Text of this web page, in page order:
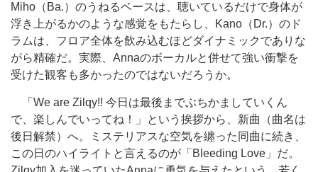
Miho（Ba.）のうねるベースは、聴いているだけで身体が
浮き上がるかのような感覚をもたらし、Kano（Dr.）のド
ラムは、フロア全体を飲み込むほどダイナミックでありな
がら精確だ。実際、Annaのボーカルと併せて強い衝撃を
受けた観客も多かったのではないだろうか。
「We are Zilqy!! 今日は最後までぶちかましていくん
で、楽しんでいってね！」という挨拶から、新曲（曲名は
後日解禁）へ。ミステリアスな空気を纏った同曲に続き、
この日のハイライトと言えるのが「Bleeding Love」だ。